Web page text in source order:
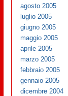
agosto 2005
luglio 2005
giugno 2005
maggio 2005
aprile 2005
marzo 2005
febbraio 2005
gennaio 2005
dicembre 2004